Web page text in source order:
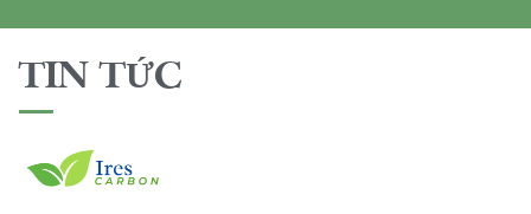
TIN TỨC